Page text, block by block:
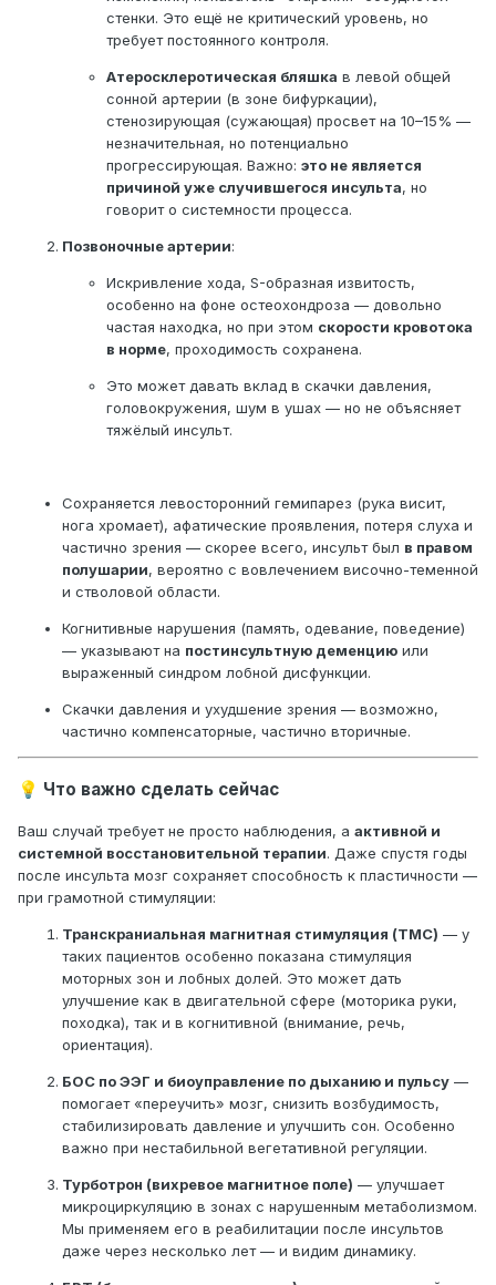
ЛСК (см/сек) 65 см/сек
60 см/сек
сопротивлен
норма
Непрямолин
ейность хода
прямолинеен прямолинеен
АС-бляшки не выявлено
выявлено
Позвоночная справа слева
Устья
-I| сегментах
0,35 см
ЛСК (см/сек) 48 см/сек
45 см/сек
норма норма
Непрямолин
ейность хода
искривлен искривлен
Исследованы дистальный отдел плечеголовного ствола,
проксимальные отделы подключичных, общие,
экстракраниальные отделы внутренних и наружные сонные
устья с обеих сторон).
Отмечается диффузное равномерное повышение толщины
Ход позвоночных артерий в канале поперечных отростков
S - образная извитость обеих ПА без перепадов ЛСК.
гиперэхогенная АС бляшка размерами
0,24 x 0,15 см, стенозирующая просвет на 10-15%.
Патологическая извитость обеих ПА.
стенки. Это ещё не критический уровень, но
требует постоянного контроля.
Атеросклеротическая бляшка в левой общей
сонной артерии (в зоне бифуркации),
стенозирующая (сужающая) просвет на 10–15% —
незначительная, но потенциально
прогрессирующая. Важно: это не является
причиной уже случившегося инсульта, но
говорит о системности процесса.
Позвоночные артерии:
Искривление хода, S-образная извитость,
особенно на фоне остеохондроза — довольно
частая находка, но при этом скорости кровотока
в норме, проходимость сохранена.
Это может давать вклад в скачки давления,
головокружения, шум в ушах — но не объясняет
тяжёлый инсульт.
Сохраняется левосторонний гемипарез (рука висит,
нога хромает), афатические проявления, потеря слуха и
частично зрения — скорее всего, инсульт был в правом
полушарии, вероятно с вовлечением височно-теменной
и стволовой области.
Когнитивные нарушения (память, одевание, поведение)
— указывают на постинсультную деменцию или
выраженный синдром лобной дисфункции.
Скачки давления и ухудшение зрения — возможно,
частично компенсаторные, частично вторичные.
💡 Что важно сделать сейчас
Ваш случай требует не просто наблюдения, а активной и
системной восстановительной терапии. Даже спустя годы
после инсульта мозг сохраняет способность к пластичности —
при грамотной стимуляции:
Транскраниальная магнитная стимуляция (ТМС) — у
таких пациентов особенно показана стимуляция
моторных зон и лобных долей. Это может дать
улучшение как в двигательной сфере (моторика руки,
походка), так и в когнитивной (внимание, речь,
ориентация).
БОС по ЭЭГ и биоуправление по дыханию и пульсу —
помогает «переучить» мозг, снизить возбудимость,
стабилизировать давление и улучшить сон. Особенно
важно при нестабильной вегетативной регуляции.
Турботрон (вихревое магнитное поле) — улучшает
микроциркуляцию в зонах с нарушенным метаболизмом.
Мы применяем его в реабилитации после инсультов
даже через несколько лет — и видим динамику.